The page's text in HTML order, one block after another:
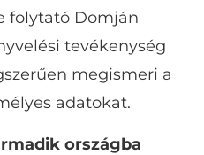
folytató Domján
tevékenység
megismeri a
adatokat.
országba